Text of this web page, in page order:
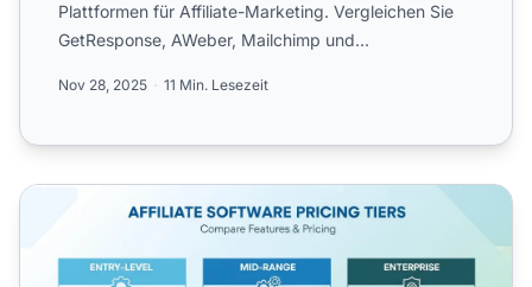
Plattformen für Affiliate-Marketing. Vergleichen Sie
GetResponse, AWeber, Mailchimp und
Nov 28, 2025 11 Min. Lesezeit
Was kostet Affiliate-Software im Jahr 2025?